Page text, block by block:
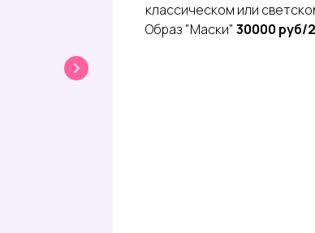
классическом или
Образ "Маски" 30000 руб/